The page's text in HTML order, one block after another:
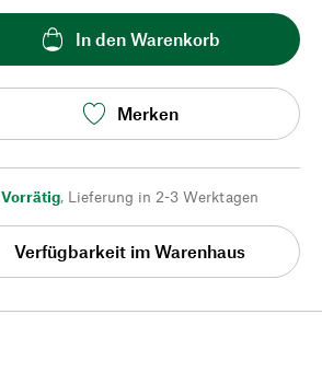
In den Warenkorb
Merken
Vorrätig, Lieferung in 2-3 Werktagen
Verfügbarkeit im Warenhaus